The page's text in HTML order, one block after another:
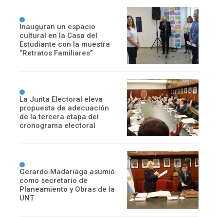
Inauguran un espacio
cultural en la Casa del
Estudiante con la muestra
“Retratos Familiares”
La Junta Electoral eleva
propuesta de adecuación
de la tercera etapa del
cronograma electoral
Gerardo Madariaga asumió
como secretario de
Planeamiento y Obras de la
UNT